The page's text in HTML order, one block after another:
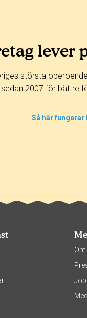
lever
största
2007 för bättre
Så här fungerar